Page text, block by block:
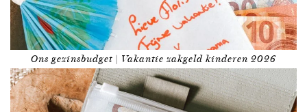
Ons gezinsbudget | Vakantie zakgeld kinderen 2026